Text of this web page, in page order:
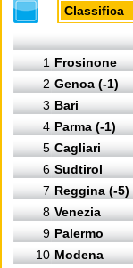
Classifica
1 Frosinone
2 Genoa (-1)
3 Bari
4 Parma (-1)
5 Cagliari
6 Sudtirol
7 Reggina (-5)
8 Venezia
9 Palermo
10 Modena